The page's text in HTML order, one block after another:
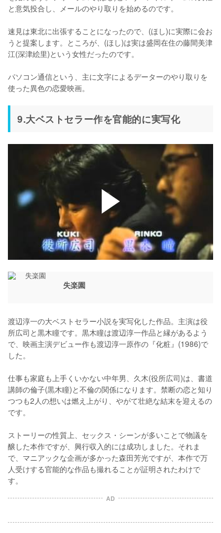
と意気投合し、メールのやり取りを始めるのです。
速見は東北に出張することになったので、(ほし)に実際に会お
うと提案します。ところが、(ほし)は実は盛岡在住の藤間美津
江(深津絵里)という女性だったのです。
パソコン通信という、主に文字によるデーターのやり取りを
使った異色の恋愛映画。
9.大ベストセラー作を官能的に実写化
失楽園
渡辺淳一の大ベストセラー小説を実写化した作品。主演は役
所広司と黒木瞳です。黒木瞳は渡辺淳一作品と縁があるよう
で、映画主演デビュー作も渡辺淳一原作の『化粧』(1986)で
した。
仕事も家庭も上手くいかない中年男、久木(役所広司)は、書道
講師の倫子(黒木瞳)と不倫の関係になります。禁断の恋と知り
つつも2人の想いは燃え上がり、やがて壮絶な結末を迎えるの
です。
ストーリーの性質上、セックス・シーンが多いことで物議を
醸した本作ですが、興行収入的には成功しました。それま
で、マニアックな企画が多かった森田芳光ですが、本作で万
人受けする官能的な作品も撮れることが証明されたわけで
す。
AD